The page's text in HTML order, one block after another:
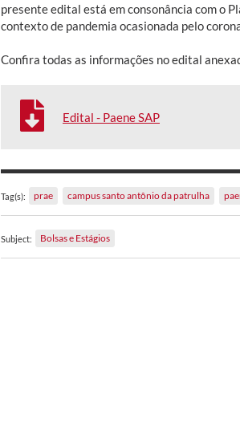
presente edital está em consonância com o
contexto de pandemia ocasionada pelo
Confira todas as informações no edital
Edital - Paene SAP
Tag(s): prae campus santo antônio da patrulha
Subject: Bolsas e Estágios